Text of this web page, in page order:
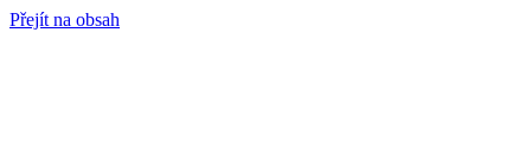
Přejít na obsah